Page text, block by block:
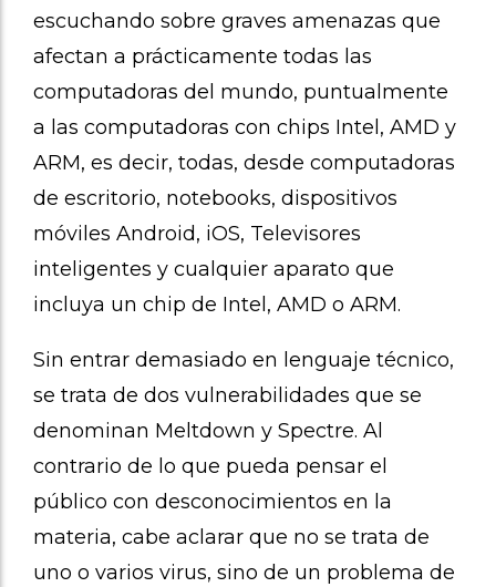
escuchando sobre graves amenazas que
afectan a prácticamente todas las
computadoras del mundo, puntualmente
a las computadoras con chips Intel, AMD y
ARM, es decir, todas, desde computadoras
de escritorio, notebooks, dispositivos
móviles Android, iOS, Televisores
inteligentes y cualquier aparato que
incluya un chip de Intel, AMD o ARM.
Sin entrar demasiado en lenguaje técnico,
se trata de dos vulnerabilidades que se
denominan Meltdown y Spectre. Al
contrario de lo que pueda pensar el
público con desconocimientos en la
materia, cabe aclarar que no se trata de
uno o varios virus, sino de un problema de